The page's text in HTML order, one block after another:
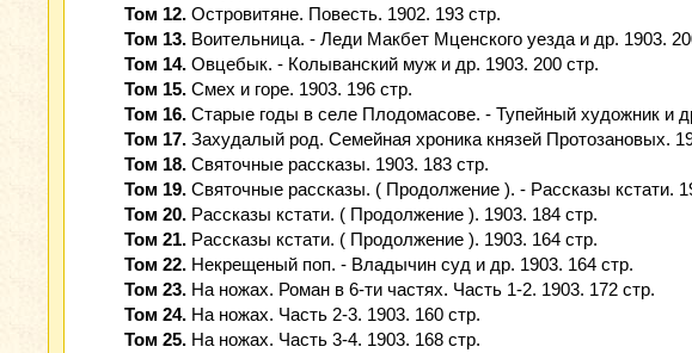
Том 12. Островитяне. Повесть. 1902. 193 стр.
Том 13. Воительница. - Леди Макбет Мценского уезда и др. 1903.
Том 14. Овцебык. - Колыванский муж и др. 1903. 200 стр.
Том 15. Смех и горе. 1903. 196 стр.
Том 16. Старые годы в селе Плодомасове. - Тупейный художник и
Том 17. Захудалый род. Семейная хроника князей Протозановых.
Том 18. Святочные рассказы. 1903. 183 стр.
Том 19. Святочные рассказы. ( Продолжение ). - Рассказы кстати.
Том 20. Рассказы кстати. ( Продолжение ). 1903. 184 стр.
Том 21. Рассказы кстати. ( Продолжение ). 1903. 164 стр.
Том 22. Некрещеный поп. - Владычин суд и др. 1903. 164 стр.
Том 23. На ножах. Роман в 6-ти частях. Часть 1-2. 1903. 172 стр.
Том 24. На ножах. Часть 2-3. 1903. 160 стр.
Том 25. На ножах. Часть 3-4. 1903. 168 стр.